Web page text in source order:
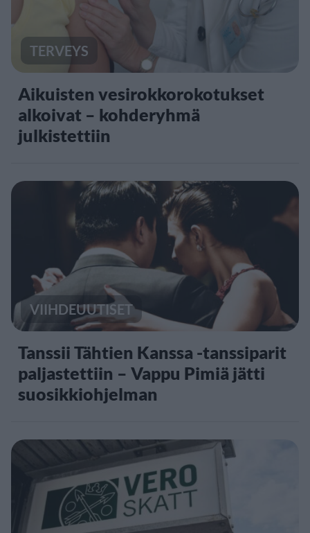
TERVEYS
Aikuisten vesirokkorokotukset
alkoivat – kohderyhmä
julkistettiin
VIIHDEUUTISET
Tanssii Tähtien Kanssa -tanssiparit
paljastettiin – Vappu Pimiä jätti
suosikkiohjelman